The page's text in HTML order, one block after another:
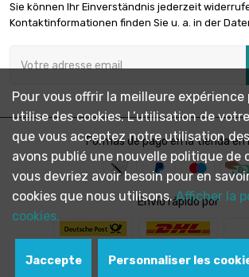
longueur : 5 Meter
longueur : 10 Meter
(≈1/16 inch)
208,07 €
longueur : 25 Meter
diamètre : 0.5mm
(≈1/16 inch)
445,85 €
longueur : 100
diamètre : 0.7mm
3 014,28 €
Sie können Ihr Einverständnis jederzeit
Kontaktinformationen finden Sie u. a. in der
Formas de pago en la tienda en
Envío rápido por
Pour vous offrir la meilleure expérience
utilise des cookies. L’utilisation de
que vous acceptez notre utilisation
avons publié une nouvelle politique de
vous devriez avoir besoin pour en
cookies que nous utilisons.Afficher la
cookies.
Jaccepte Personnaliser les